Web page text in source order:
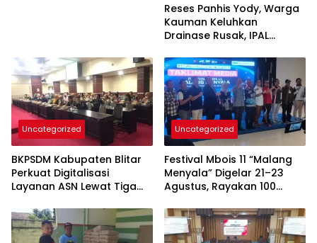
Reses Panhis Yody, Warga
Kauman Keluhkan
Drainase Rusak, IPAL
Uncategorized
BKPSDM Kabupaten Blitar
Perkuat Digitalisasi
Layanan ASN Lewat Tiga
Uncategorized
Festival Mbois 11 “Malang
Menyala” Digelar 21–23
Agustus, Rayakan 100
dan Status UNESCO